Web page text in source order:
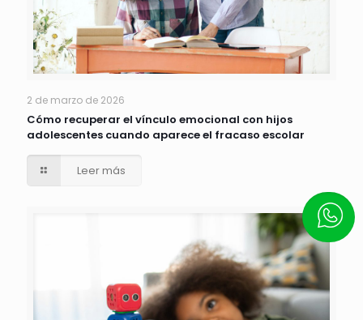
2 de marzo de 2026
Cómo recuperar el vínculo emocional con hijos
adolescentes cuando aparece el fracaso escolar
Leer más